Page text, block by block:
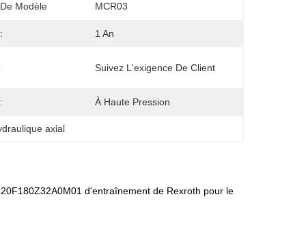
Modèle MCR03
1 An
Suivez L'exigence De Client
À Haute Pression
axial
d'entraînement de Rexroth pour le